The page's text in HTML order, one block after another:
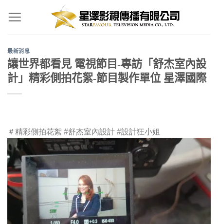
最新消息
讓世界都看見 電視節目-專訪「舒杰室內設
計」精彩側拍花絮-節目製作單位 星澤國際
＃精彩側拍花絮 #舒杰室內設計 #設計狂小姐